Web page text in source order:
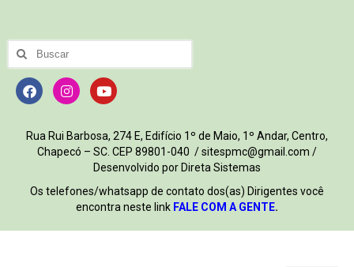
Rua Rui Barbosa, 274 E, Edifício 1º de Maio, 1º Andar, Centro,
Chapecó – SC. CEP 89801-040 / sitespmc@gmail.com /
Desenvolvido por Direta Sistemas
Os telefones/whatsapp de contato dos(as) Dirigentes você
encontra neste link FALE COM A GENTE.